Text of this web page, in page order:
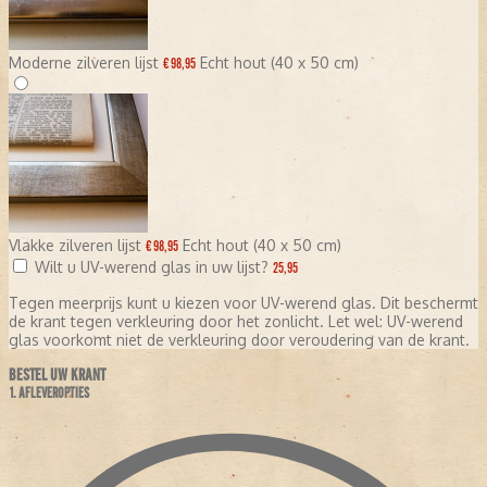
bekendheid kunnen geven.
AD, DE HISTORISCHE KRANT (2018)
In2018
met de meest spraakmakende gebeurtenissen van de afgelopen
70 jaar uit het Algemeen Dagblad. Deze publicatie biedt een uniek
overzicht van historische momenten zoals:
De Tour de France 1954
Belangrijke politieke ontwikkelingen
Sportieve hoogtepunten
De bundel is een waardevol document voor geschiedkundigen en
een nostalgisch geschenk voor liefhebbers van journalistieke
geschiedenis.
HET AD VANDAAG
Vandaag de dag is het Algemeen Dagblad een modern
multimediaal nieuwsplatform met:
dagelijkse printversie
in tabloidformaat
Moderne zilveren lijst € 98,95 Echt hout (40 x 50 cm)
Vlakke zilveren lijst € 98,95 Echt hout (40 x 50 cm)
Wilt u UV-werend glas in uw lijst? 25,95
Tegen meerprijs kunt u kiezen voor UV-werend glas. Dit beschermt
de krant tegen verkleuring door het zonlicht. Let wel: UV-werend
glas voorkomt niet de verkleuring door veroudering van de krant.
BESTEL UW KRANT
1. AFLEVEROPTIES